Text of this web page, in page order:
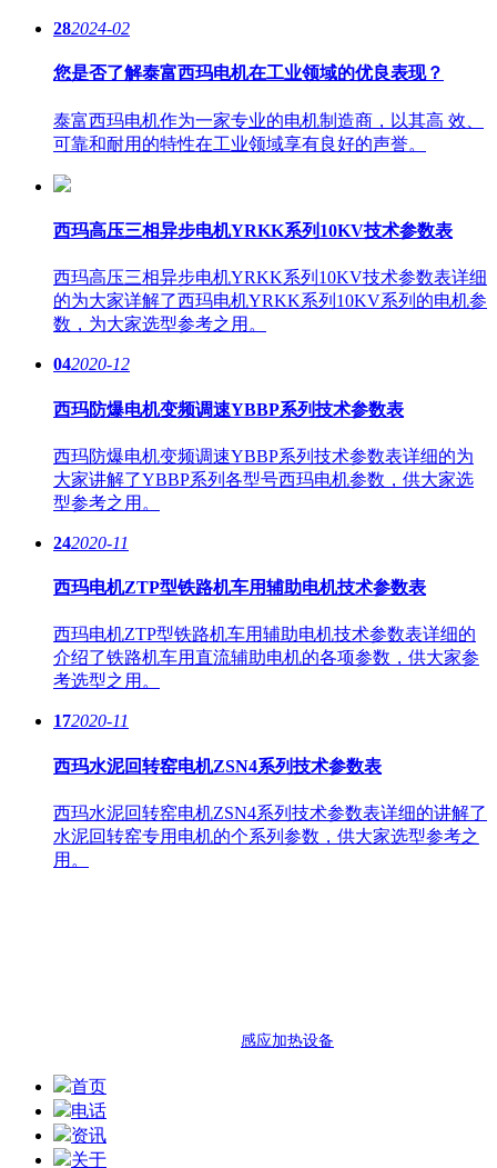
282024-02
您是否了解泰富西玛电机在工业领域的优良表现？
泰富西玛电机作为一家专业的电机制造商，以其高 效、
可靠和耐用的特性在工业领域享有良好的声誉。
西玛高压三相异步电机YRKK系列10KV技术参数表
西玛高压三相异步电机YRKK系列10KV技术参数表详细
的为大家详解了西玛电机YRKK系列10KV系列的电机参
数，为大家选型参考之用。
042020-12
西玛防爆电机变频调速YBBP系列技术参数表
西玛防爆电机变频调速YBBP系列技术参数表详细的为
大家讲解了YBBP系列各型号西玛电机参数，供大家选
型参考之用。
242020-11
西玛电机ZTP型铁路机车用辅助电机技术参数表
西玛电机ZTP型铁路机车用辅助电机技术参数表详细的
介绍了铁路机车用直流辅助电机的各项参数，供大家参
考选型之用。
172020-11
西玛水泥回转窑电机ZSN4系列技术参数表
西玛水泥回转窑电机ZSN4系列技术参数表详细的讲解了
水泥回转窑专用电机的个系列参数，供大家选型参考之
用。
感应加热设备
首页
电话
资讯
关于